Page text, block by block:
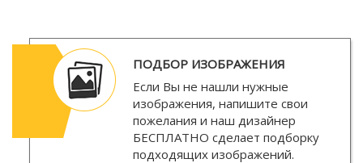
ПОДБОР ИЗОБРАЖЕНИЯ
Если Вы не нашли нужные
изображения, напишите свои
пожелания и наш дизайнер
БЕСПЛАТНО сделает подборку
подходящих изображений.